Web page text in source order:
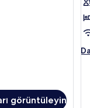
görüntüleyin